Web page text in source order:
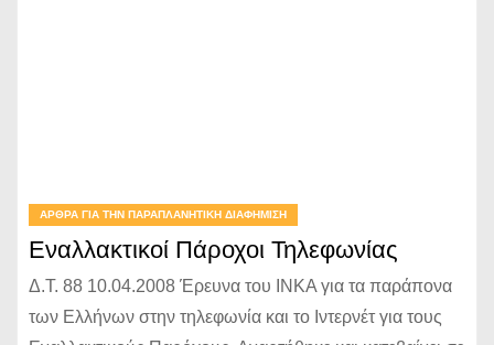
ΆΡΘΡΑ ΓΙΑ ΤΗΝ ΠΑΡΑΠΛΑΝΗΤΙΚΉ ΔΙΑΦΉΜΙΣΗ
Εναλλακτικοί Πάροχοι Τηλεφωνίας
Δ.Τ. 88 10.04.2008 Έρευνα του ΙΝΚΑ για τα παράπονα
των Ελλήνων στην τηλεφωνία και το Ιντερνέτ για τους